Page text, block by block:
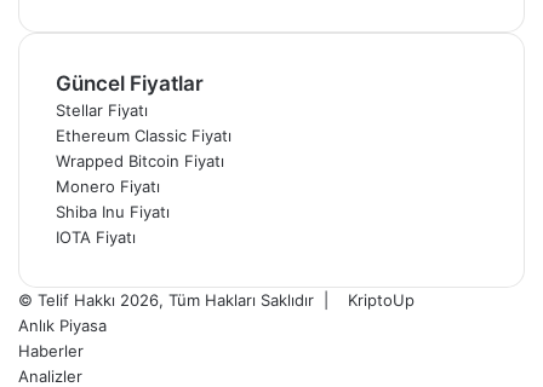
Güncel Fiyatlar
Stellar Fiyatı
Ethereum Classic Fiyatı
Wrapped Bitcoin Fiyatı
Monero Fiyatı
Shiba Inu Fiyatı
IOTA Fiyatı
© Telif Hakkı 2026, Tüm Hakları Saklıdır |
KriptoUp
Anlık Piyasa
Haberler
Analizler